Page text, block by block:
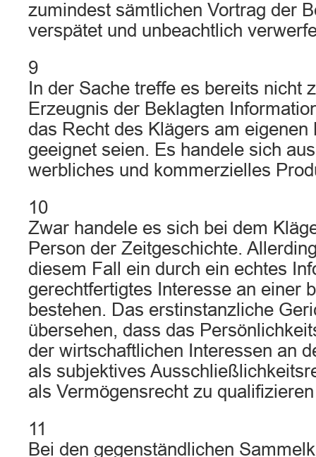
zumindest sämtlichen Vortrag der
verspätet und unbeachtlich
9
In der Sache treffe es bereits nicht
Erzeugnis der Beklagten
das Recht des Klägers am
geeignet seien. Es handele sich
werbliches und kommerzielles
10
Zwar handele es sich bei dem
Person der Zeitgeschichte.
diesem Fall ein durch ein echtes
gerechtfertigtes Interesse an einer
bestehen. Das erstinstanzliche
übersehen, dass das
der wirtschaftlichen Interessen an
als subjektives
als Vermögensrecht zu
11
Bei den gegenständlichen